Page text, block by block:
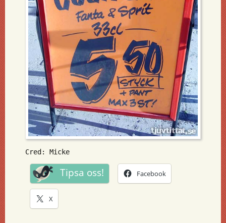
Cred: Micke
Tipsa oss! Facebook
X